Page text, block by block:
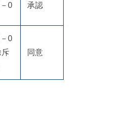
0 承認
0
斥
同意